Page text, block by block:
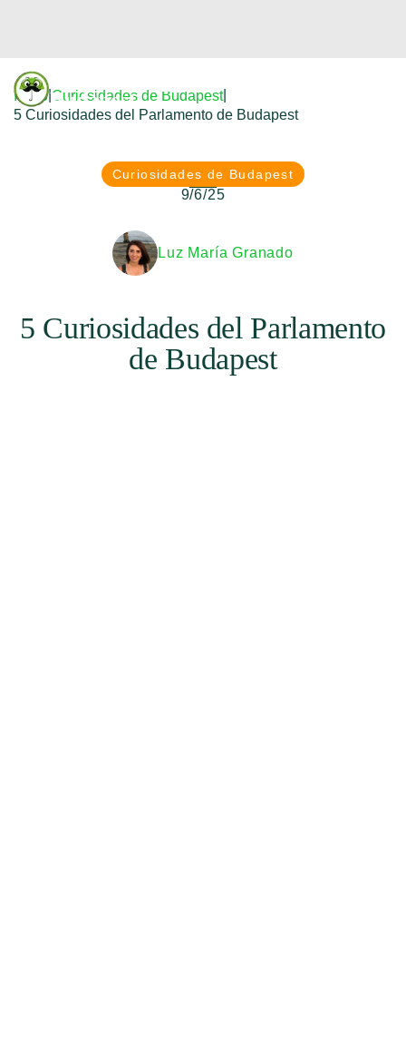
Budapest
Inicio|Curiosidades de Budapest|
5 Curiosidades del Parlamento de Budapest
Curiosidades de Budapest
9/6/25
Luz María Granado
5 Curiosidades del Parlamento
de Budapest